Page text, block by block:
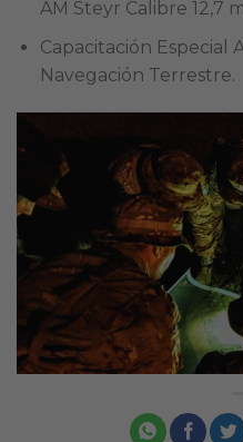
AM Steyr Calibre 12,7
Capacitación Especial
Navegación Terrestre.